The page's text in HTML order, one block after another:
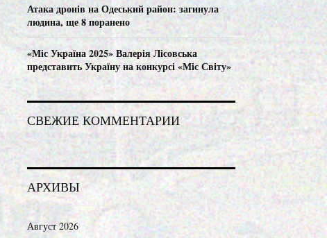
Атака дронів на Одеський район: загинула
людина, ще 8 поранено
«Міс Україна 2025» Валерія Лісовська
представить Україну на конкурсі «Міс Світу»
СВЕЖИЕ КОММЕНТАРИИ
АРХИВЫ
Август 2026